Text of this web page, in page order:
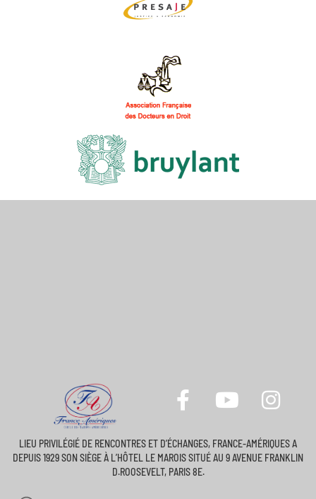
LIEU PRIVILÉGIÉ DE RENCONTRES ET D’ÉCHANGES, FRANCE-AMÉRIQUES A
DEPUIS 1929 SON SIÈGE À L’HÔTEL LE MAROIS SITUÉ AU 9 AVENUE FRANKLIN
D.ROOSEVELT, PARIS 8E.